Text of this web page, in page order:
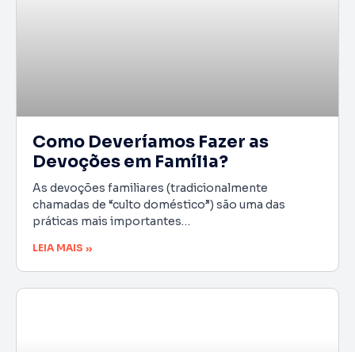
Como Deveríamos Fazer as
Devoções em Família?
As devoções familiares (tradicionalmente
chamadas de “culto doméstico”) são uma das
práticas mais importantes…
LEIA MAIS »